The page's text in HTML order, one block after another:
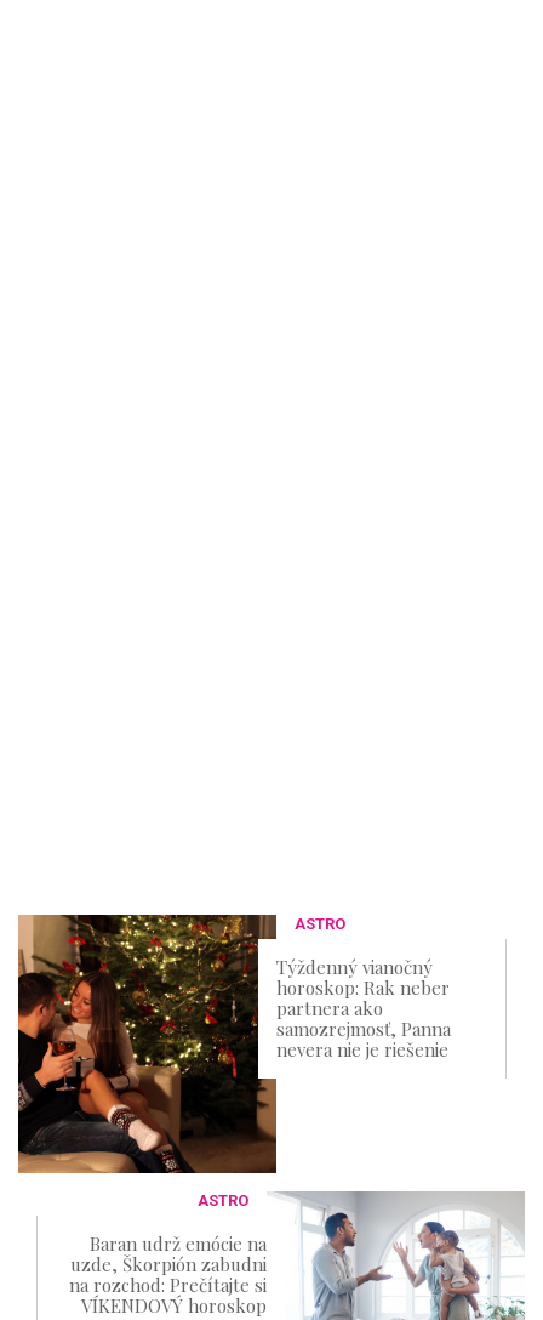
ASTRO
Týždenný vianočný
horoskop: Rak neber
partnera ako
samozrejmosť, Panna
nevera nie je riešenie
ASTRO
Baran udrž emócie na
uzde, Škorpión zabudni
na rozchod: Prečítajte si
VÍKENDOVÝ horoskop